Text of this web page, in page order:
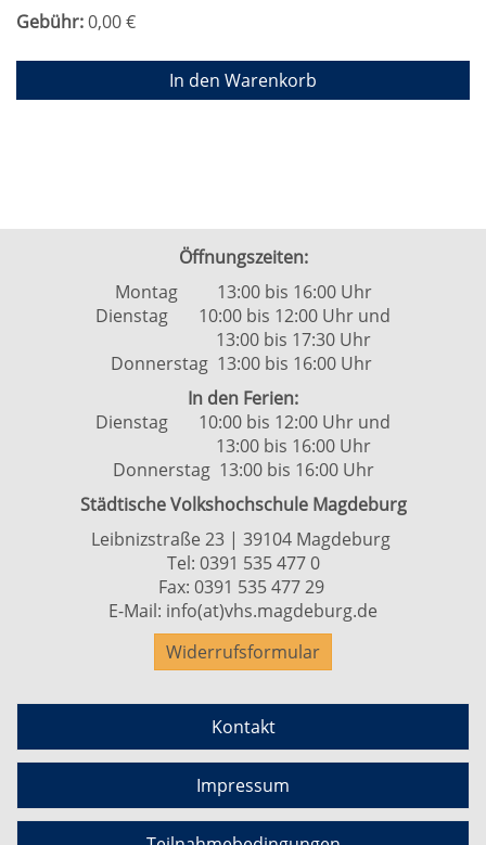
Gebühr:0,00 €
In den Warenkorb
Öffnungszeiten:
Montag 13:00 bis 16:00 Uhr
Dienstag 10:00 bis 12:00 Uhr und
13:00 bis 17:30 Uhr
Donnerstag 13:00 bis 16:00 Uhr
In den Ferien:
Dienstag 10:00 bis 12:00 Uhr und
13:00 bis 16:00 Uhr
Donnerstag 13:00 bis 16:00 Uhr
Städtische Volkshochschule Magdeburg
Leibnizstraße 23 | 39104 Magdeburg
Tel: 0391 535 477 0
Fax: 0391 535 477 29
E-Mail: info(at)vhs.magdeburg.de
Widerrufsformular
Kontakt
Impressum